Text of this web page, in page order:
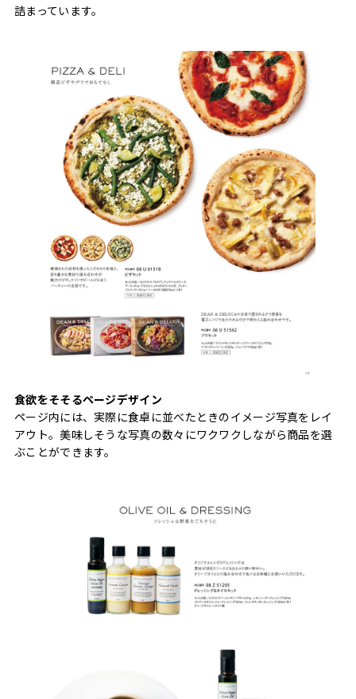
詰まっています。
食欲をそそるページデザイン
ページ内には、実際に食卓に並べたときのイメージ写真をレイ
アウト。美味しそうな写真の数々にワクワクしながら商品を選
ぶことができます。